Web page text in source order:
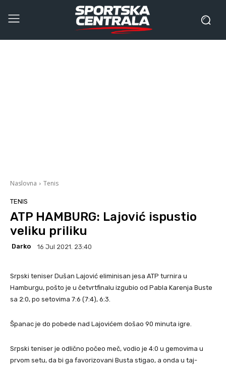
Naslovna Tenis
TENIS
ATP HAMBURG: Lajović ispustio
veliku priliku
Darko 16 Jul 2021. 23:40
Srpski teniser Dušan Lajović eliminisan jesa ATP turnira u
Hamburgu, pošto je u četvrtfinalu izgubio od Pabla Karenja Buste
sa 2:0, po setovima 7:6 (7:4), 6:3.
Španac je do pobede nad Lajovićem došao 90 minuta igre.
Srpski teniser je odlično počeo meč, vodio je 4:0 u gemovima u
prvom setu, da bi ga favorizovani Busta stigao, a onda u taj-